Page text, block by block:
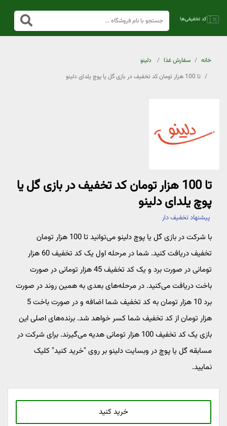
خانه سفارش غذا
دلینو
تا 100 هزار تومان کد تخفیف در بازی گل یا پوچ یلدای دلینو
تا 100 هزار تومان کد تخفیف در بازی گل یا
پوچ یلدای دلینو
پیشنهاد تخفیف دار
با شرکت در بازی گل یا پوچ دلینو می‌توانید تا 100 هزار تومان
تخفیف دریافت کنید. شما در مرحله اول یک کد تخفیف 60 هزار
تومانی در صورت برد و یک کد تخفیف 45 هزار تومانی در صورت
باخت دریافت می‌کنید. در مرحله‌های بعدی به همین روند در صورت
برد 10 هزار تومان به کد تخفیف شما اضافه و در صورت باخت 5
هزار تومان از کد تخفیف شما کسر خواهد شد. برنده‌های اصلی این
بازی یک کد تخفیف 100 هزار تومانی هدیه می‌گیرند. برای شرکت در
مسابقه گل یا پوچ در وبسایت دلینو بر روی "خرید کنید" کلیک
نمایید.
خرید کنید